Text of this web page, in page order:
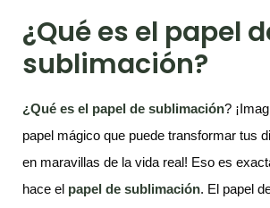
¿Qué es el papel
sublimación?
¿Qué es el papel de sublimación?
papel mágico que puede transformar tus
en maravillas de la vida real! Eso es
hace el papel de sublimación. El papel